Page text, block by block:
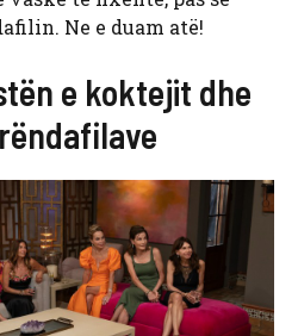
Ne e duam atë!
e koktejit dhe